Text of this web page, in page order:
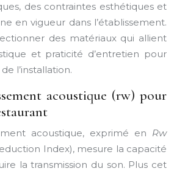
des contraintes esthétiques et
en vigueur dans l’établissement.
des matériaux qui allient
et praticité d’entretien pour
l’installation.
acoustique (rw) pour
acoustique, exprimé en Rw
Index), mesure la capacité
la transmission du son. Plus cet